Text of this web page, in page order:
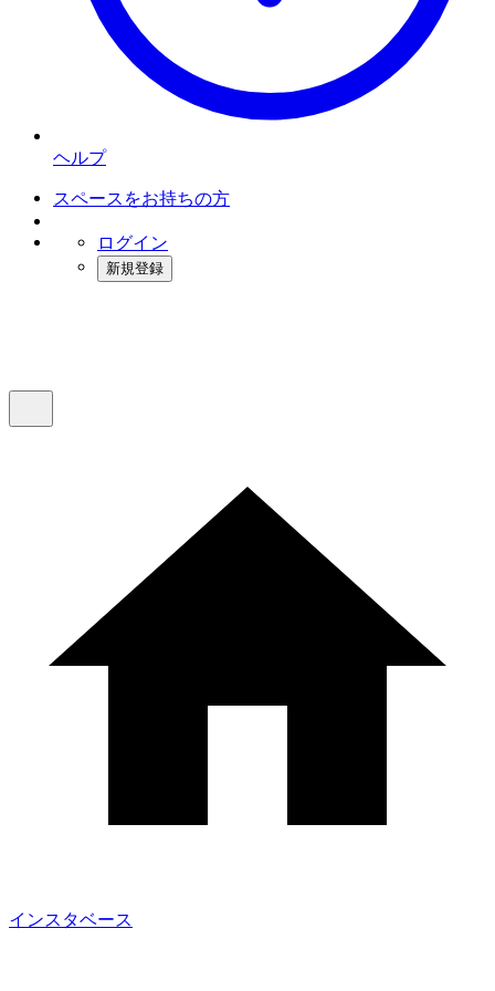
ヘルプ
スペースをお持ちの方
ログイン
新規登録
インスタベース